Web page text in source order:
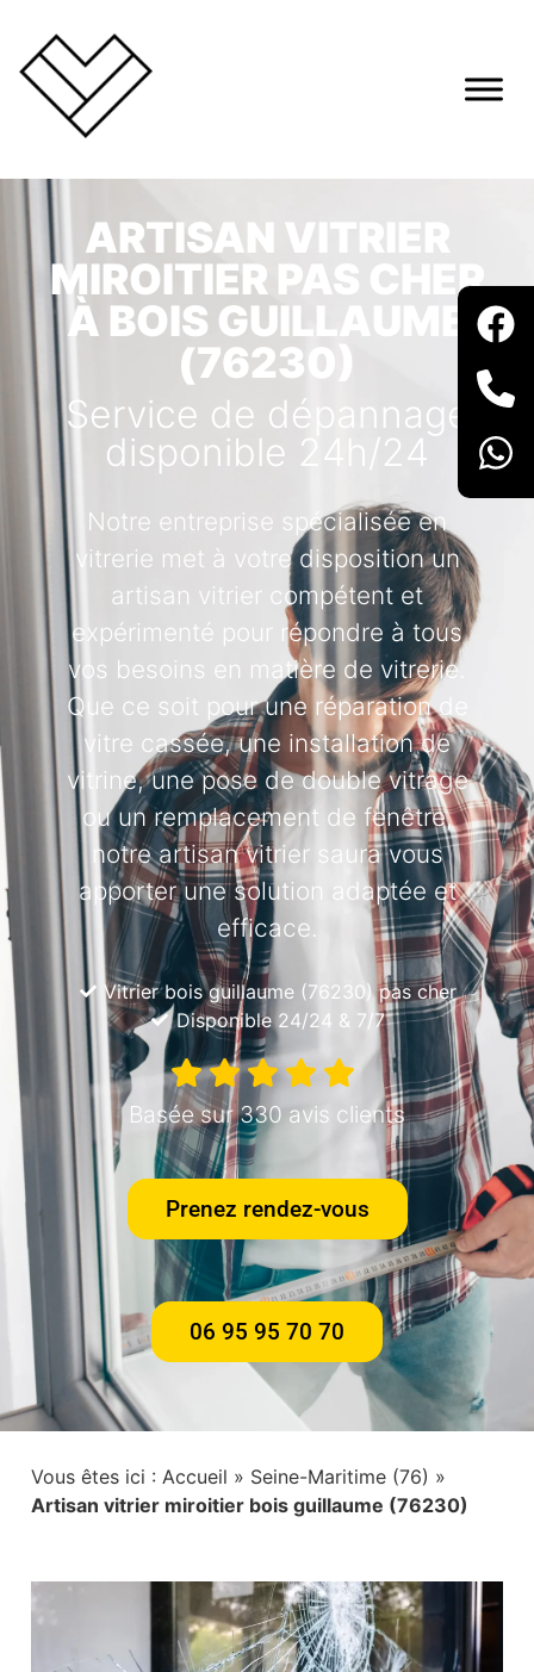
ARTISAN VITRIER
MIROITIER PAS CHER
À BOIS GUILLAUME
(76230)
Service de dépannage
disponible 24h/24
Notre entreprise spécialisée en
vitrerie met à votre disposition un
artisan vitrier compétent et
expérimenté pour répondre à tous
vos besoins en matière de vitrerie.
Que ce soit pour une réparation de
vitre cassée, une installation de
vitrine, une pose de double vitrage
ou un remplacement de fenêtre,
notre artisan vitrier saura vous
apporter une solution adaptée et
efficace.
Vitrier bois guillaume (76230) pas cher
Disponible 24/24 & 7/7
Basée sur 330 avis clients
Prenez rendez-vous
06 95 95 70 70
Vous êtes ici : Accueil » Seine-Maritime (76) »
Artisan vitrier miroitier bois guillaume (76230)